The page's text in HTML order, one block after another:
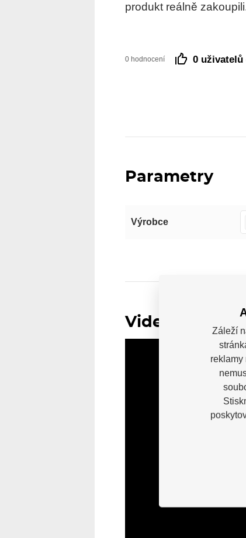
produkt reálně
0 hodnocení 0
Parametry
Výrobce
Video
Záleží
reklamy